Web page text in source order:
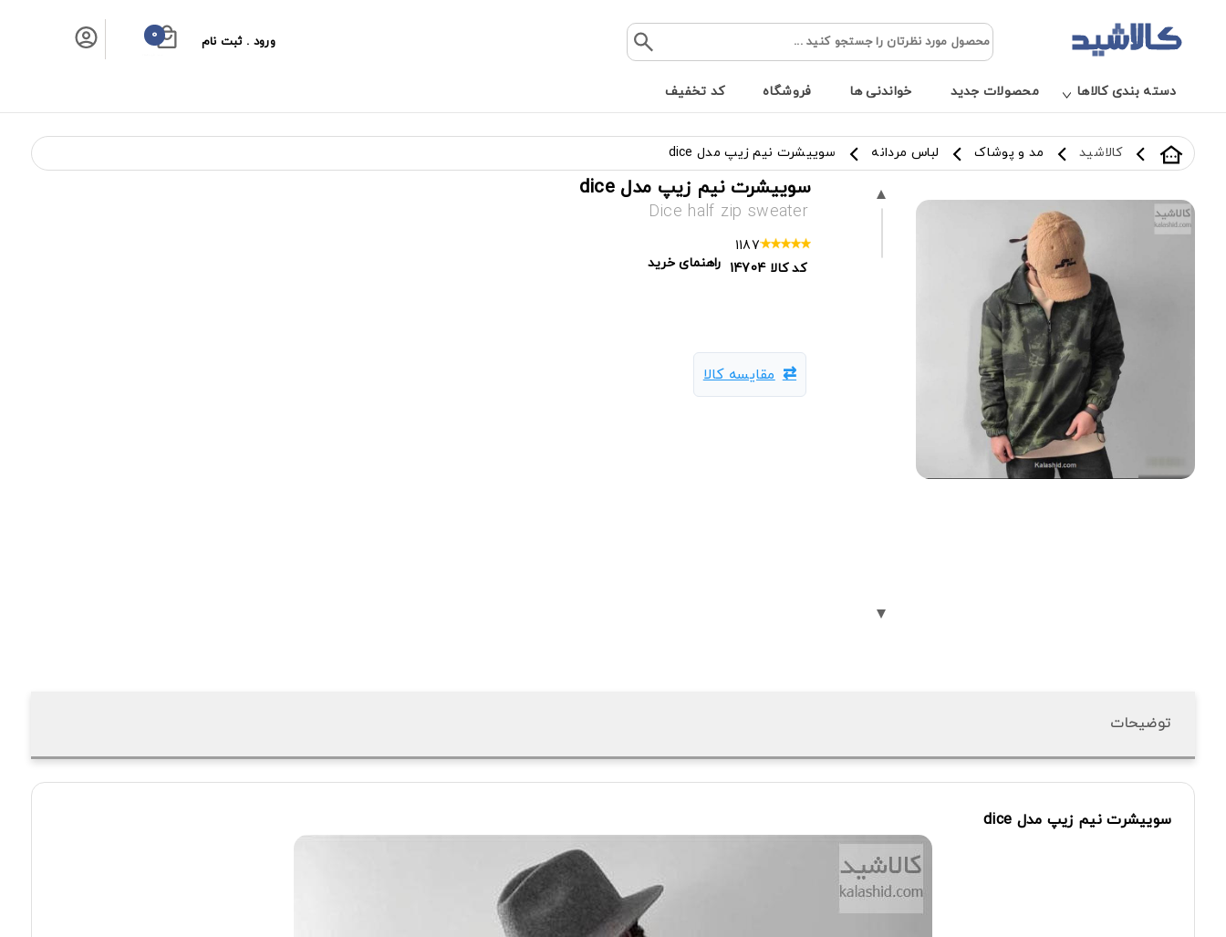
ورود . ثبت نام 0
دسته بندی کالاها محصولات جدید خواندنی ها فروشگاه کد تخفیف
کالاشید مد و پوشاک لباس مردانه سوییشرت نیم زیپ مدل dice
سوییشرت نیم زیپ مدل dice
Dice half zip sweater
1187
کد کالا 14704 راهنمای خرید
مقایسه کالا
توضیحات
سوییشرت نیم زیپ مدل dice